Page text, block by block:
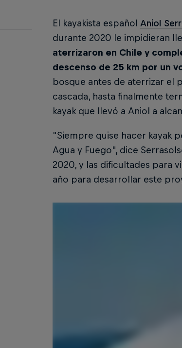
El kayakista español Aniol
durante 2020 le impidieran
aterrizaron en Chile y
descenso de 25 km por un
bosque antes de aterrizar el
cascada, hasta finalmente
kayak que llevó a Aniol a
"Siempre quise hacer kayak
Agua y Fuego", dice
2020, y las dificultades para
año para desarrollar este